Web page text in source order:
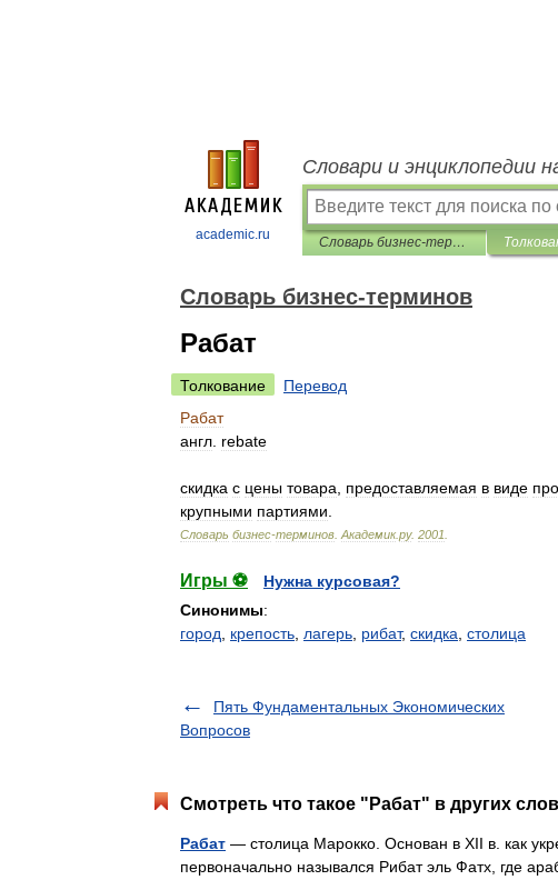
academic.ru
Словари и энциклопедии
Словарь бизнес-терминов
Словарь бизнес-терминов
Рабат
Толкование
Перевод
Рабат
англ rebate
скидка с цены товара предоставляемая в виде
крупными партиями
Словарь бизнес-терминов Академик.ру. 2001
Игры ⚽
Нужна курсовая?
Синонимы:
город
крепость лагерь рибат, скидка столица
Пять Фундаментальных Экономических
Вопросов
Смотреть что такое "Рабат" в других
Рабат — столица Марокко. Основан в XII в. как
первоначально назывался Рибат эль Фатх, где